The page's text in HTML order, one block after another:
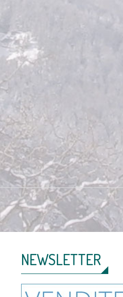
NEWSLETTER